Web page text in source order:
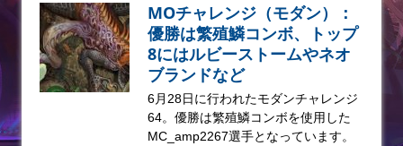
MOチャレンジ（モダン）：
優勝は繁殖鱗コンボ、トップ
8にはルビーストームやネオ
ブランドなど
6月28日に行われたモダンチャレンジ
64。優勝は繁殖鱗コンボを使用した
MC_amp2267選手となっています。